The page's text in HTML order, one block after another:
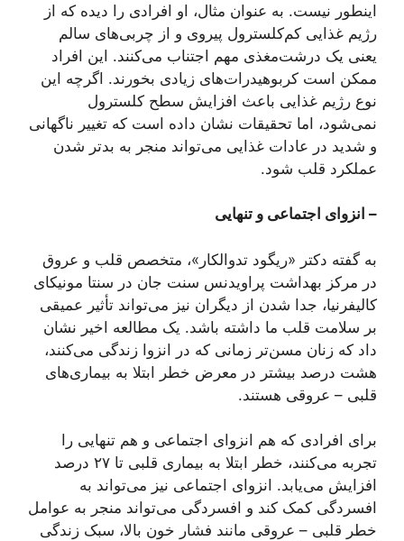
اینطور نیست. به‌ عنوان مثال، او افرادی را دیده که از
رژیم غذایی کم‌کلسترول پیروی و از چربی‌های سالم
یعنی یک درشت‌مغذی مهم اجتناب می‌کنند. این افراد
ممکن است کربوهیدرات‌های زیادی بخورند. اگرچه این
نوع رژیم غذایی باعث افزایش سطح کلسترول
نمی‌شود، اما تحقیقات نشان داده است که تغییر ناگهانی
و شدید در عادات غذایی می‌تواند منجر به بدتر شدن
عملکرد قلب شود.
– انزوای اجتماعی و تنهایی
به‌ گفته دکتر «ریگود تدوالکار»، متخصص قلب و عروق
در مرکز بهداشت پراویدنس سنت جان در سنتا مونیکای
کالیفرنیا، جدا شدن از دیگران نیز می‌تواند تأثیر عمیقی
بر سلامت قلب ما داشته باشد. یک مطالعه اخیر نشان
داد که زنان مسن‌تر زمانی که در انزوا زندگی می‌کنند،
هشت درصد بیشتر در معرض خطر ابتلا به بیماری‌های
قلبی‌ – عروقی هستند.
برای افرادی که هم انزوای اجتماعی و هم تنهایی را
تجربه می‌کنند، خطر ابتلا به بیماری قلبی تا ۲۷ درصد
افزایش می‌یابد. انزوای اجتماعی نیز می‌تواند به
افسردگی کمک کند و افسردگی می‌تواند منجر به عوامل
خطر قلبی‌ – عروقی مانند فشار خون بالا، سبک زندگی